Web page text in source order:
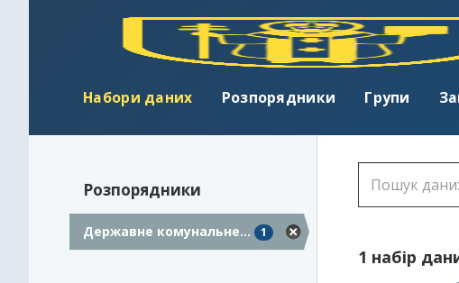
Набори даних Розпорядники Групи
Розпорядники
Державне комунальне... 1
1 набір